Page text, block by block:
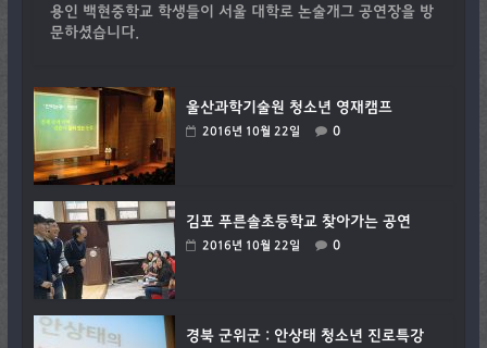
용인 백현중학교 학생들이 서울 대학로 논술개그 공연장을 방
문하셨습니다.
울산과학기술원 청소년 영재캠프
2016년 10월 22일 0
김포 푸른솔초등학교 찾아가는 공연
2016년 10월 22일 0
경북 군위군 : 안상태 청소년 진로특강